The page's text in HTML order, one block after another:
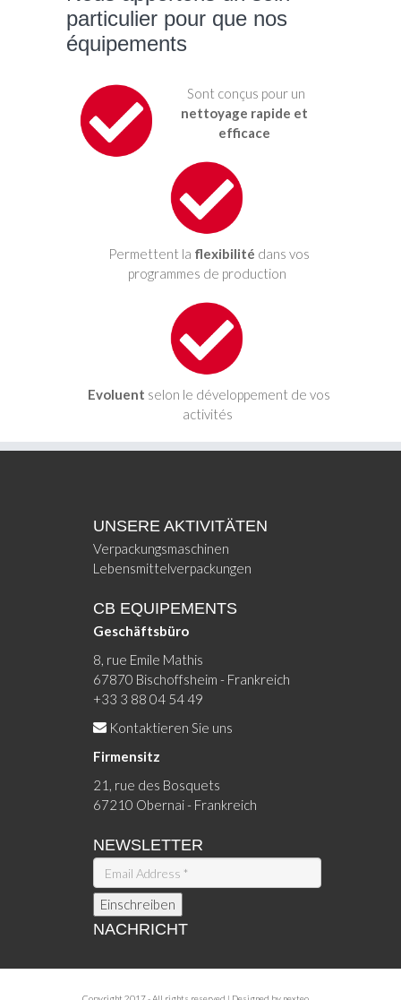
particulier pour que nos
équipements
Sont conçus pour un
nettoyage rapide et
efficace
Permettent la flexibilité dans vos
programmes de production
Evoluent selon le développement de vos
activités
UNSERE AKTIVITÄTEN
Verpackungsmaschinen
Lebensmittelverpackungen
CB EQUIPEMENTS
Geschäftsbüro
8, rue Emile Mathis
67870 Bischoffsheim - Frankreich
+33 3 88 04 54 49
Kontaktieren Sie uns
Firmensitz
21, rue des Bosquets
67210 Obernai - Frankreich
NEWSLETTER
NACHRICHT